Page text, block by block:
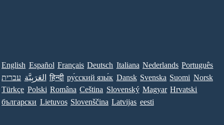
English Español Français Deutsch Italiana Nederlands Português
עברית العَرَبِيَّة हिन्दी ру́сский язы́к Dansk Svenska Suomi Norsk
Türkçe Polski Româna Ceština Slovenský Magyar Hrvatski
български Lietuvos Slovenščina Latvijas eesti